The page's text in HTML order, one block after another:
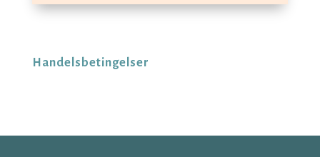
Handelsbetingelser